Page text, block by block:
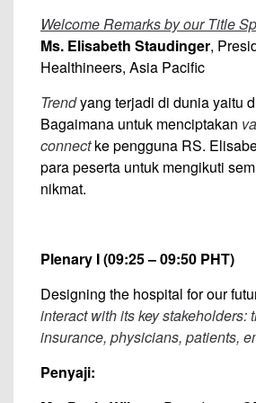
Welcome Remarks by our Title
Ms. Elisabeth Staudinger,
Healthineers, Asia Pacific
Trendyang terjadi di dunia yaitu
Bagaimana untuk menciptakan
connectke pengguna RS.
para peserta untuk mengikuti
nikmat.
Plenary I (09:25 – 09:50 PHT)
Designing the hospital for our
interact with its key stakeholders:
insurance, physicians, patients,
Penyaji: